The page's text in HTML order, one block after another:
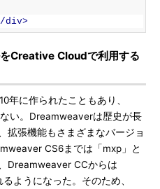
div>
Creative Cloudで利用する
年に作られたこともあり、
い。Dreamweaverは歴史が長
拡張機能もさまざまなバージョ
CS6までは「mxp」と
Dreamweaver CCからは
ようになった。そのため、